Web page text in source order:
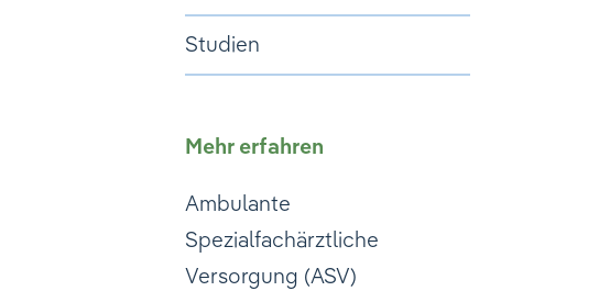
Studien
Mehr erfahren
Ambulante
Spezialfachärztliche
Versorgung (ASV)